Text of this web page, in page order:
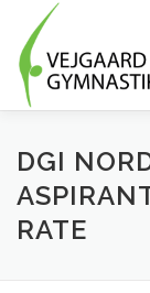
indhold
HOLD OG
OM
DGI
RATE